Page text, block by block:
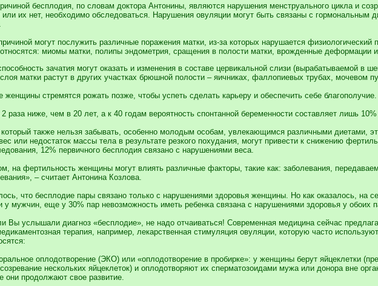
бесплодия, по словам доктора Антонины, являются нарушения менструального цикла и
или их нет, необходимо обследоваться. Нарушения овуляции могут быть связаны с гормональным
могут послужить различные поражения матки, из-за которых нарушается
миомы матки, полипы эндометрия, сращения в полости матки, врожденные деформации
зачатия могут оказать и изменения в составе цервикальной слизи (вырабатываемой в
слоя матки растут в других участках брюшной полости – яичниках, фаллопиевых трубах, мочевом
женщины стремятся рожать позже, чтобы успеть сделать карьеру и обеспечить себе
раза ниже, чем в 20 лет, а к 40 годам вероятность спонтанной беременности составляет лишь
который также нельзя забывать, особенно молодым особам, увлекающимся различными диетами,
или недостаток массы тела в результате резкого похудания, могут привести к снижению
12% первичного бесплодия связано с нарушениями веса.
на фертильность женщины могут влиять различные факторы, такие как: заболевания,
– считает Антонина Козлова.
что бесплодие пары связано только с нарушениями здоровья женщины. Но как оказалось, на
у мужчин, еще у 30% пар невозможность иметь ребенка связана с нарушениями здоровья у обоих
Вы услышали диагноз «бесплодие», не надо отчаиваться! Современная медицина сейчас
терапия, например, лекарственная стимуляция овуляции, которую часто
оплодотворение (ЭКО) или «оплодотворение в пробирке»: у женщины берут яйцеклетки
созревание нескольких яйцеклеток) и оплодотворяют их сперматозоидами мужа или донора вне
они продолжают свое развитие.